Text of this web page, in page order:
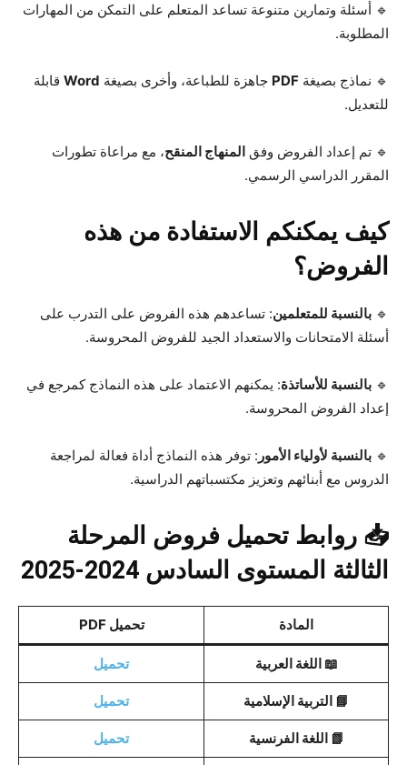
🔹 أسئلة وتمارين متنوعة تساعد المتعلم على التمكن من المهارات
المطلوبة.
🔹 نماذج بصيغة PDF جاهزة للطباعة، وأخرى بصيغة Word قابلة
للتعديل.
🔹 تم إعداد الفروض وفق المنهاج المنقح، مع مراعاة تطورات
المقرر الدراسي الرسمي.
كيف يمكنكم الاستفادة من هذه
الفروض؟
🔹 بالنسبة للمتعلمين: تساعدهم هذه الفروض على التدرب على
أسئلة الامتحانات والاستعداد الجيد للفروض المحروسة.
🔹 بالنسبة للأساتذة: يمكنهم الاعتماد على هذه النماذج كمرجع في
إعداد الفروض المحروسة.
🔹 بالنسبة لأولياء الأمور : توفر هذه النماذج أداة فعالة لمراجعة
الدروس مع أبنائهم وتعزيز مكتسباتهم الدراسية.
📥 روابط تحميل فروض المرحلة
الثالثة المستوى السادس 2024-2025
المادة تحميل PDF
📖 اللغة العربية تحميل
📘 التربية الإسلامية تحميل
📗 اللغة الفرنسية تحميل